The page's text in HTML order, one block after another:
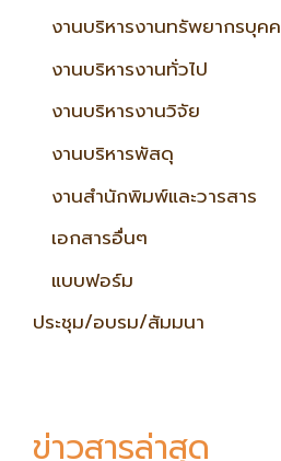
งานบริหารงานทรัพยากรบุค
งานบริหารงานทั่วไป
งานบริหารงานวิจัย
งานบริหารพัสดุ
งานสำนักพิมพ์และวารสาร
เอกสารอื่นๆ
แบบฟอร์ม
ประชุม/อบรม/สัมมนา
ข่าวสารล่าสุด